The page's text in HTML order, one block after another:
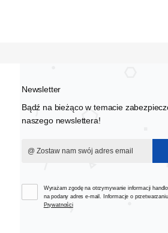
Newsletter
Bądź na bieżąco w temacie
naszego newslettera!
Wyrażam zgodę na otrzymywanie informacji
na podany adres e-mail. Informacje o
Prywatności